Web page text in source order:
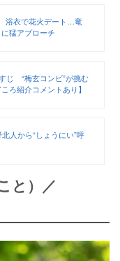
浴衣で花火デート…竜
猛アプローチ
じ “梅玄コンビ”が挑む
ろ紹介コメントあり】
人から“しょうにい”呼
と）／